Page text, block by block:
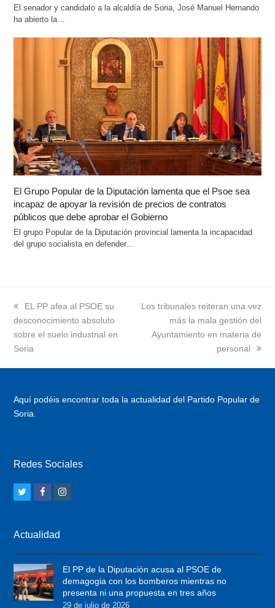
El senador y candidato a la alcaldía de Soria, José Manuel Hernando
ha abierto la…
El Grupo Popular de la Diputación lamenta que el Psoe sea
incapaz de apoyar la revisión de precios de contratos
públicos que debe aprobar el Gobierno
El grupo Popular de la Diputación provincial lamenta la incapacidad
del grupo socialista en defender…
previous
post:
EL PP afea al PSOE su
desconocimiento absoluto
sobre el suelo industrial en
Soria
next
Los tribunales reiteran una vez
más la mala gestión del
Ayuntamiento en materia de
personal
Aquí podéis encontrar toda la actualidad del Partido Popular de
Soria.
Redes Sociales
t
t
e
r
F
e
b
o
o
a
g
r
Actualidad
El PP de la Diputación acusa al PSOE de
demagogia con los bomberos mientras no
presenta ni una propuesta en tres años
29 de julio de 2026